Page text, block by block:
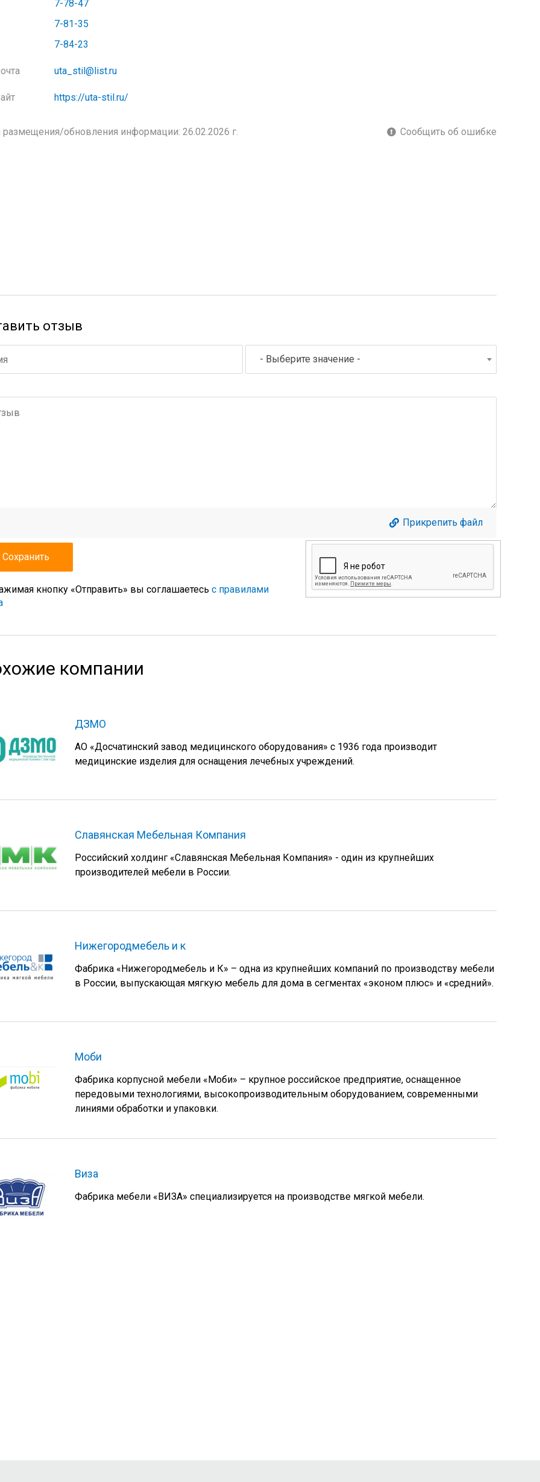
7-78-47
7-81-35
7-84-23
uta_stil@list.ru
https://uta-stil.ru/
размещения/обновления информации: 26.02.2026 г. Сообщить об ошибке
отзыв
- Выберите значение -
Прикрепить файл
кнопку «Отправить» вы соглашаетесь с правилами
компании
ДЗМО
АО «Досчатинский завод медицинского оборудования» с 1936 года производит
медицинские изделия для оснащения лечебных учреждений.
Славянская Мебельная Компания
Российский холдинг «Славянская Мебельная Компания» - один из крупнейших
производителей мебели в России.
Нижегородмебель и к
Фабрика «Нижегородмебель и К» – одна из крупнейших компаний по производству мебели
в России, выпускающая мягкую мебель для дома в сегментах «эконом плюс» и «средний».
Моби
Фабрика корпусной мебели «Моби» – крупное российское предприятие, оснащенное
передовыми технологиями, высокопроизводительным оборудованием, современными
линиями обработки и упаковки.
Виза
Фабрика мебели «ВИЗА» специализируется на производстве мягкой мебели.